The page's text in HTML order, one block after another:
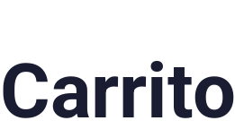
Carrito